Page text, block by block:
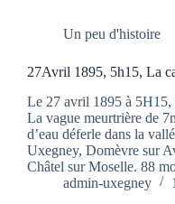
Un peu d'histoire
27Avril 1895, 5h15, La
Le 27 avril 1895 à 5H15,
La vague meurtrière de
d’eau déferle dans la
Uxegney, Domèvre sur
Châtel sur Moselle. 88
admin-uxegney